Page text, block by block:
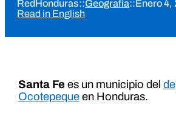
RedHonduras::Geografía::Enero 4,
Read in English
Santa Fe es un municipio del
Ocotepequeen Honduras.